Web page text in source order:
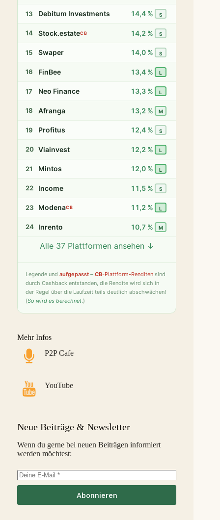
13 Debitum Investments 14,4 % S
14 Stock.estateCB 14,2 % S
15 Swaper 14,0 % S
16 FinBee 13,4 % L
17 Neo Finance 13,3 % L
18 Afranga 13,2 % M
19 Profitus 12,4 % S
20 Viainvest 12,2 % L
21 Mintos 12,0 % L
22 Income 11,5 % S
23 ModenaCB 11,2 % L
24 Inrento 10,7 % M
Twino 9,8 %
27 PeerBerry 9,2 % S
28 Bondster
31
32 Savy
InSoil 2,6 % S
37 Linked Finance -6,3 % S
Alle 37 Plattformen ansehen ↓
Legende und aufgepasst – CB-Plattform-Renditen sind
durch Cashback entstanden, die Rendite wird sich in
der Regel über die Laufzeit teils deutlich abschwächen!
(So wird es berechnet.)
Mehr Infos
P2P Cafe
YouTube
Neue Beiträge & Newsletter
Wenn du gerne bei neuen Beiträgen informiert
werden möchtest:
Abonnieren